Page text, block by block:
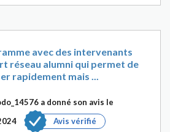
avec des intervenants
réseau alumni qui permet de
rapidement mais ...
a donné son avis le
Avis vérifié